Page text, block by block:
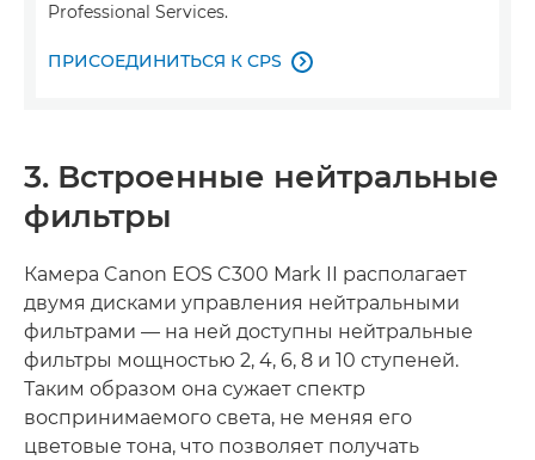
Professional Services.
ПРИСОЕДИНИТЬСЯ К CPS 
3. Встроенные нейтральные
фильтры
Камера Canon EOS C300 Mark II располагает
двумя дисками управления нейтральными
фильтрами — на ней доступны нейтральные
фильтры мощностью 2, 4, 6, 8 и 10 ступеней.
Таким образом она сужает спектр
воспринимаемого света, не меняя его
цветовые тона, что позволяет получать